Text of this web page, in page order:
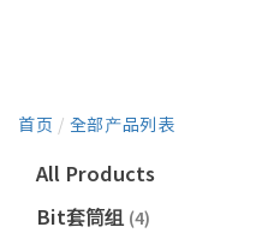
首页 / 全部产品列表
All Products
Bit套筒组 (4)